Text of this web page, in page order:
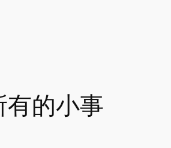
有的小事